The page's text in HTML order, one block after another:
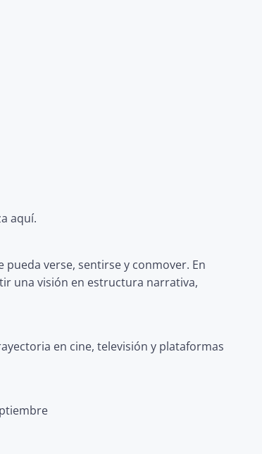
aquí.
verse, sentirse y conmover. En
una visión en estructura narrativa,
en cine, televisión y plataformas